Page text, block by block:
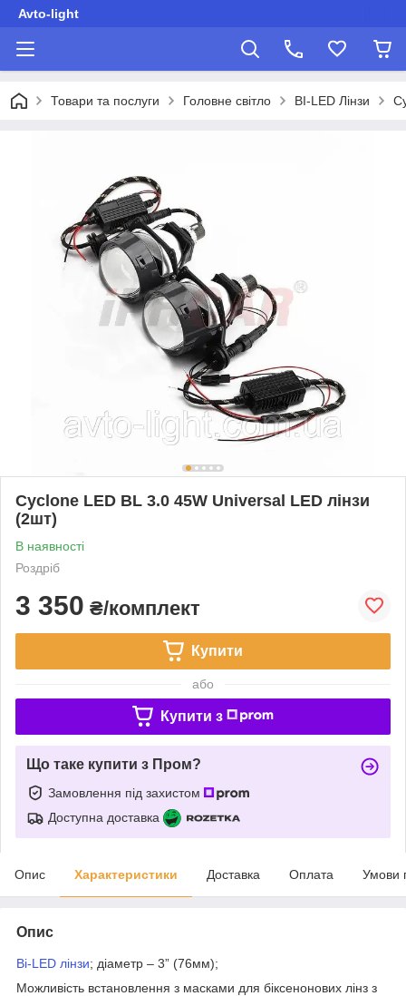
Avto-light
Товари та послуги Головне світло BI-LED Лінзи
Cyclone LED BL 3.0 45W Universal LED лінзи
(2шт)
В наявності
Роздріб
3 350 ₴/комплект
Купити
або
Купити з
Що таке купити з Пром?
Замовлення під захистом
Доступна доставка
Опис Характеристики Доставка Оплата Умови
Опис
Bi-LED лінзи; діаметр – 3” (76мм);
Можливість встановлення з масками для біксенонових лінз з